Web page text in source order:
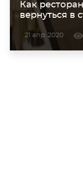
Как
вернуться в
21 апр. 2020